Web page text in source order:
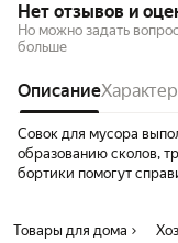
Нет отзывов и
Но можно задать
больше
Описание
Совок для мусора
образованию сколов,
бортики помогут
совок, оснащена
Товары для дома